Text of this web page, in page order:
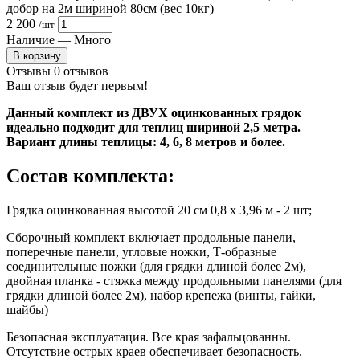
добор на 2м шириной 80см (вес 10кг)
2 200 /шт
Наличие — Много
В корзину
Отзывы 0 отзывов
Ваш отзыв будет первым!
Данный комплект из ДВУХ оцинкованных грядок
идеально подходит для теплиц шириной 2,5 метра.
Вариант длины теплицы: 4, 6, 8 метров и более.
Состав комплекта:
Грядка оцинкованная высотой 20 см 0,8 x 3,96 м - 2 шт;
Сборочный комплект включает продольные панели,
поперечные панели, угловые ножки, Т-образные
соединительные ножки (для грядки длиной более 2м),
двойная планка - стяжка между продольными панелями (для
грядки длиной более 2м), набор крепежа (винты, гайки,
шайбы)
Безопасная эксплуатация. Все края зафальцованны.
Отсутствие острых краев обеспечивает безопасность.